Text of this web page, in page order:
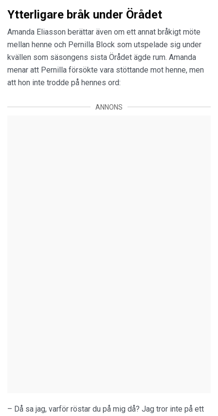
Ytterligare bråk under Örådet
Amanda Eliasson berättar även om ett annat bråkigt möte
mellan henne och Pernilla Block som utspelade sig under
kvällen som säsongens sista Örådet ägde rum. Amanda
menar att Pernilla försökte vara stöttande mot henne, men
att hon inte trodde på hennes ord:
ANNONS
– Då sa jag, varför röstar du på mig då? Jag tror inte på ett